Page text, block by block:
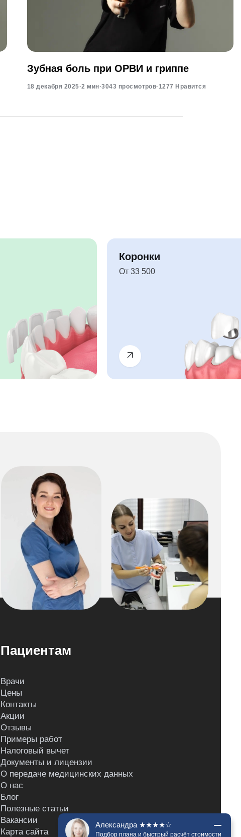
Зубная боль при ОРВИ и гриппе
18 декабря 2025·2 мин·3043 просмотров·1277 Нравится
Коронки
От 33 500
Пациентам
Врачи
Цены
Контакты
Акции
Отзывы
Примеры работ
Налоговый вычет
Документы и лицензии
О передаче медицинских данных
О нас
Блог
Полезные статьи
Вакансии
Карта сайта
Александра ★★★★☆
Подбор плана и быстрый расчёт стоимости